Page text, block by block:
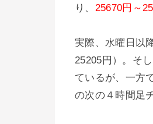
り、 25670円～
実際、水曜日以
25205円）。そ
ているが、一方
の次の４時間足